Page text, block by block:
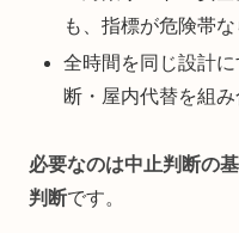
も、指標が危険帯な
全時間を同じ設計
断・屋内代替を組み
必要なのは中止判断の
判断です。